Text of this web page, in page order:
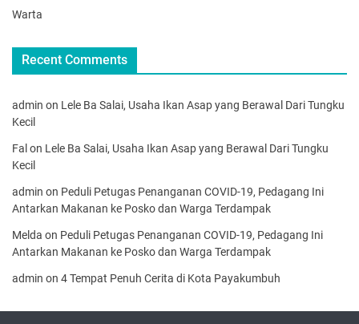
Warta
Recent Comments
admin on Lele Ba Salai, Usaha Ikan Asap yang Berawal Dari Tungku
Kecil
Fal on Lele Ba Salai, Usaha Ikan Asap yang Berawal Dari Tungku
Kecil
admin on Peduli Petugas Penanganan COVID-19, Pedagang Ini
Antarkan Makanan ke Posko dan Warga Terdampak
Melda on Peduli Petugas Penanganan COVID-19, Pedagang Ini
Antarkan Makanan ke Posko dan Warga Terdampak
admin on 4 Tempat Penuh Cerita di Kota Payakumbuh